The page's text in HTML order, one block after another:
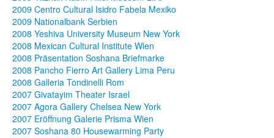
2009 Centro Cultural Isidro Fabela Mexiko
2009 Nationalbank Serbien
2008 Yeshiva University Museum New York
2008 Mexican Cultural Institute Wien
2008 Präsentation Soshana Briefmarke
2008 Pancho Fierro Art Gallery Lima Peru
2008 Galleria Tondinelli Rom
2007 Givatayim Theater Israel
2007 Agora Gallery Chelsea New York
2007 Eröffnung Galerie Prisma Wien
2007 Soshana 80 Housewarming Party